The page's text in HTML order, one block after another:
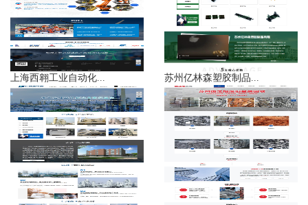
上海西翱工业自动化... 苏州亿林森塑胶制品...